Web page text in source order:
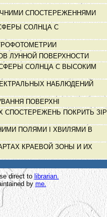
СПОСТЕРЕЖЕННЯМИ
СОЛНЦА С
ЛУННОЙ ПОВЕРХНОСТИ
СОЛНЦА С ВЫСОКИМ
НАБЛЮДЕНИЙ
ПОВЕРХНІ
СПОСТЕРЕЖЕНЬ ПОКРИТЬ ЗІР
ПОЛЯМИ І ХВИЛЯМИ В
КРАЕВОЙ ЗОНЫ И ИХ
direct to librarian.
byme.